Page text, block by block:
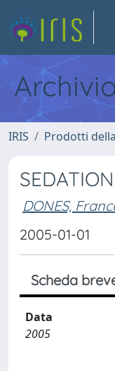
IRIS Prodotti
DONES,
2005-01-01
Scheda
Data
2005